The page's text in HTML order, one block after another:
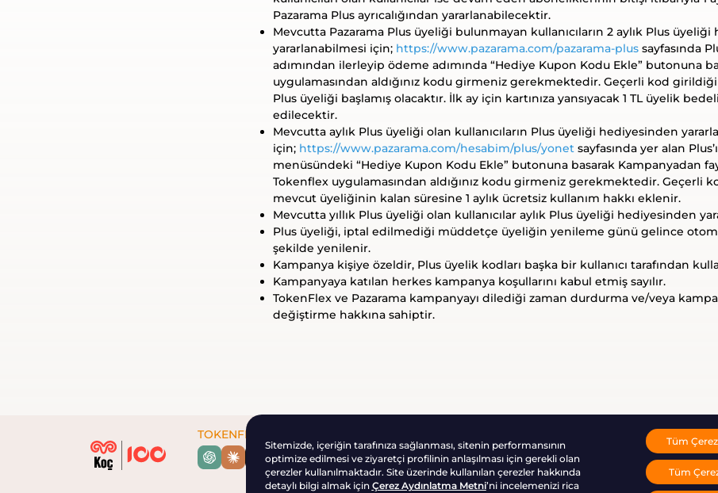
Pazarama Plus ayrıcalığından yararlanabilecektir.
Mevcutta Pazarama Plus üyeliği bulunmayan kullanıcıların 2 aylık Plus
yararlanabilmesi için; https://www.pazarama.com/pazarama-plus sayfasında
adımından ilerleyip ödeme adımında “Hediye Kupon Kodu Ekle” butonuna
uygulamasından aldığınız kodu girmeniz gerekmektedir. Geçerli kod
Plus üyeliği başlamış olacaktır. İlk ay için kartınıza yansıyacak 1 TL üyelik
edilecektir.
Mevcutta aylık Plus üyeliği olan kullanıcıların Plus üyeliği hediyesinden
için; https://www.pazarama.com/hesabim/plus/yonet sayfasında yer alan
menüsündeki “Hediye Kupon Kodu Ekle” butonuna basarak Kampanyadan
Tokenflex uygulamasından aldığınız kodu girmeniz gerekmektedir. Geçerli
mevcut üyeliğinin kalan süresine 1 aylık ücretsiz kullanım hakkı eklenir.
Mevcutta yıllık Plus üyeliği olan kullanıcılar aylık Plus üyeliği hediyesinden
Plus üyeliği, iptal edilmediği müddetçe üyeliğin yenileme günü gelince
şekilde yenilenir.
Kampanya kişiye özeldir, Plus üyelik kodları başka bir kullanıcı tarafından
Kampanyaya katılan herkes kampanya koşullarını kabul etmiş sayılır.
TokenFlex ve Pazarama kampanyayı dilediği zaman durdurma ve/veya
değiştirme hakkına sahiptir.
TOKENFLEX AI
0850 755 64 64 / 0216 228 33 44
Sitemizde, içeriğin tarafınıza sağlanması, sitenin performansının
optimize edilmesi ve ziyaretçi profilinin anlaşılması için gerekli olan
çerezler kullanılmaktadır. Site üzerinde kullanılan çerezler hakkında
detaylı bilgi almak için Çerez Aydınlatma Metni’ni incelemenizi rica
Tüm
Tüm